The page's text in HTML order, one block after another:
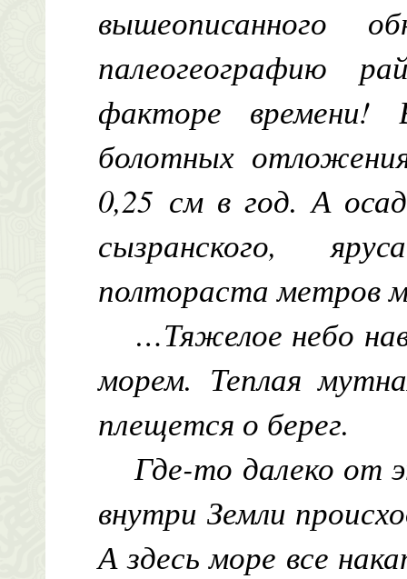
вышеописанного
палеогеографию
факторе времени!
болотных
0,25 см в год. А
сызранского,
полтораста метров
…Тяжелое небо
морем. Теплая
плещется о берег.
Где-то далеко от
внутри Земли
А здесь море все